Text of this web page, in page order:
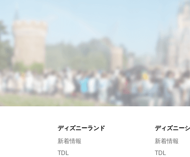
ディズニーランド ディズニー
新着情報
TDL
新着情報
TDL